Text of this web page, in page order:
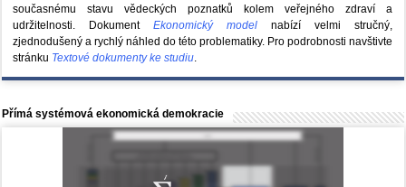
současnému stavu vědeckých poznatků kolem veřejného zdraví a
udržitelnosti. DokumentEkonomický model nabízí velmi stručný,
zjednodušený a rychlý náhled do této problematiky. Pro podrobnosti navštivte
stránku Textové dokumenty ke studiu.
Přímá systémová ekonomická demokracie